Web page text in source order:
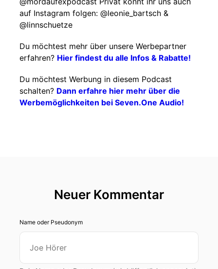
auf Instagram folgen: @leonie_bartsch &
@linnschuetze
Du möchtest mehr über unsere Werbepartner
erfahren? Hier findest du alle Infos & Rabatte!
Du möchtest Werbung in diesem Podcast
schalten? Dann erfahre hier mehr über die
Werbemöglichkeiten bei Seven.One Audio!
Neuer Kommentar
Name oder Pseudonym